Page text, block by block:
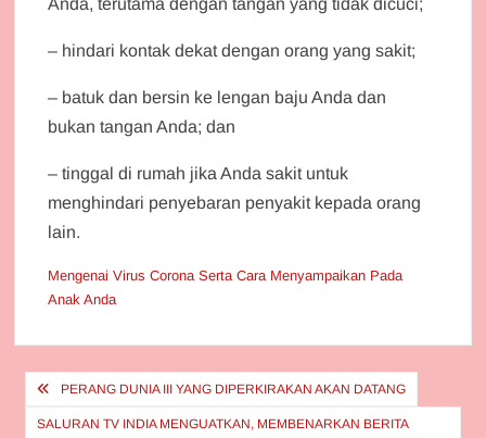
– hindari kontak dekat dengan orang yang sakit;
– batuk dan bersin ke lengan baju Anda dan
bukan tangan Anda; dan
– tinggal di rumah jika Anda sakit untuk
menghindari penyebaran penyakit kepada orang
lain.
Mengenai Virus Corona Serta Cara Menyampaikan Pada
Anak Anda
Post
navigation
PERANG DUNIA III YANG DIPERKIRAKAN AKAN DATANG
SALURAN TV INDIA MENGUATKAN, MEMBENARKAN BERITA